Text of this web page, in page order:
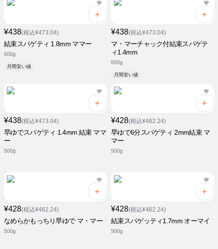
¥438(税込¥473.04)
結束スパゲティ 1.8mm ママー
600g
月間安い値
¥438(税込¥473.04)
マ・マーチャック付結束スパゲテ
ィ1.4mm
600g
月間安い値
¥438(税込¥473.04)
早ゆでスパゲティ 1.4mm 結束 ママ
ー
500g
¥428(税込¥462.24)
早ゆで6分スパゲティ 2mm結束 マ
マー
500g
¥428(税込¥462.24)
なめらかもっちり早ゆで マ・マー
500g
¥428(税込¥462.24)
結束スパゲッティ1.7mm オーマイ
500g